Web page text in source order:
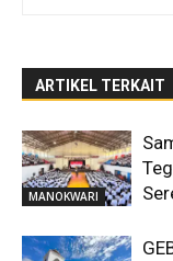
ARTIKEL TERKAIT
MANOKWARI